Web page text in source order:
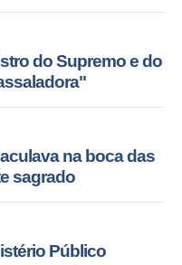
do Supremo e do
na boca das
sagrado
Público